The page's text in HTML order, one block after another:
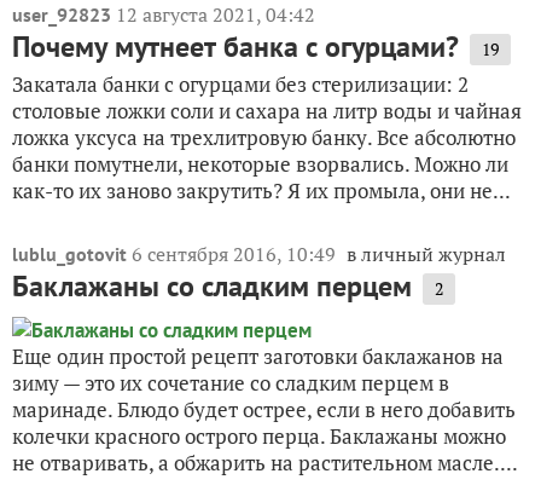
user_92823 12 августа 2021, 04:42
Почему мутнеет банка с огурцами? 19
Закатала банки с огурцами без стерилизации: 2
столовые ложки соли и сахара на литр воды и чайная
ложка уксуса на трехлитровую банку. Все абсолютно
банки помутнели, некоторые взорвались. Можно ли
как-то их заново закрутить? Я их промыла, они не...
lublu_gotovit 6 сентября 2016, 10:49 в личный журнал
Баклажаны со сладким перцем 2
Еще один простой рецепт заготовки баклажанов на
зиму — это их сочетание со сладким перцем в
маринаде. Блюдо будет острее, если в него добавить
колечки красного острого перца. Баклажаны можно
не отваривать, а обжарить на растительном масле....